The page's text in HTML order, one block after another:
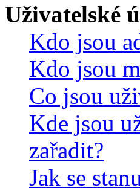
Uživatelské
Kdo jsou
Kdo jsou
Co jsou
Kde jsou
zařadit?
Jak se